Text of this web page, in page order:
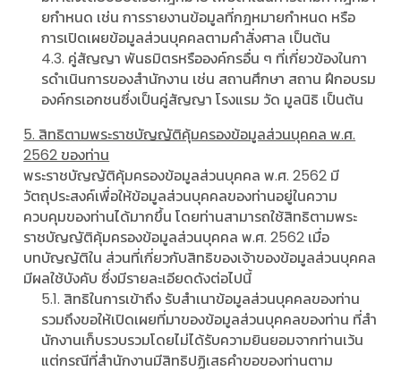
ยกําหนด เช่น การรายงานข้อมูลที่กฎหมายกําหนด หรือ
การเปิดเผยข้อมูลส่วนบุคคลตามคําสั่งศาล เป็นต้น
4.3. คู่สัญญา พันธมิตรหรือองค์กรอื่น ๆ ที่เกี่ยวข้องในกา
รดําเนินการของสํานักงาน เช่น สถานศึกษา สถาน ฝึกอบรม
องค์กรเอกชนซึ่งเป็นคู่สัญญา โรงแรม วัด มูลนิธิ เป็นต้น
5. สิทธิตามพระราชบัญญัติคุ้มครองข้อมูลส่วนบุคคล พ.ศ.
2562 ของท่าน
พระราชบัญญัติคุ้มครองข้อมูลส่วนบุคคล พ.ศ. 2562 มี
วัตถุประสงค์เพื่อให้ข้อมูลส่วนบุคคลของท่านอยู่ในความ
ควบคุมของท่านได้มากขึ้น โดยท่านสามารถใช้สิทธิตามพระ
ราชบัญญัติคุ้มครองข้อมูลส่วนบุคคล พ.ศ. 2562 เมื่อ
บทบัญญัติใน ส่วนที่เกี่ยวกับสิทธิของเจ้าของข้อมูลส่วนบุคคล
มีผลใช้บังคับ ซึ่งมีรายละเอียดดังต่อไปนี้
5.1. สิทธิในการเข้าถึง รับสําเนาข้อมูลส่วนบุคคลของท่าน
รวมถึงขอให้เปิดเผยที่มาของข้อมูลส่วนบุคคลของท่าน ที่สํา
นักงานเก็บรวบรวมโดยไม่ได้รับความยินยอมจากท่านเว้น
แต่กรณีที่สํานักงานมีสิทธิปฏิเสธคําขอของท่านตาม